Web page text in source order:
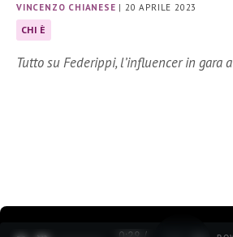
VINCENZO CHIANESE |20 APRILE 2023
CHI È
Tutto su Federippi, l’influencer in gara